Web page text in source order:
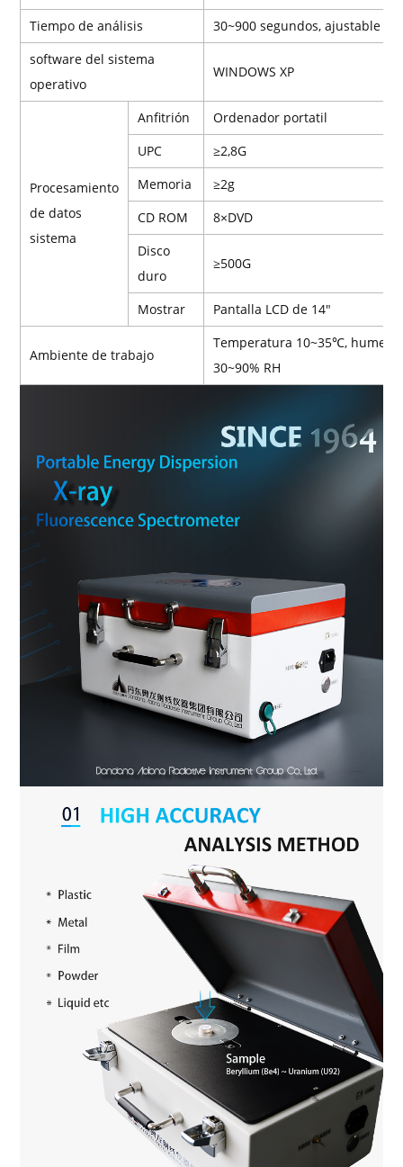
Tiempo de análisis
30~900 segundos, ajustable
software del sistema
operativo
WINDOWS XP
Procesamiento
de datos
sistema
Anfitrión
Ordenador portatil
UPC
≥2,8G
Memoria
≥2g
CD ROM
8×DVD
Disco
duro
≥500G
Mostrar Pantalla LCD de 14″
Ambiente de trabajo
Temperatura 10~35℃,
30~90% RH